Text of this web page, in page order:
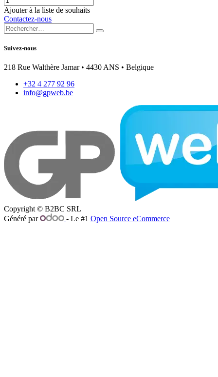
Ajouter à la liste de souhaits
Contactez-nous
Suivez-nous
218 Rue Walthère Jamar • 4430 ANS • Belgique
+32 4 277 92 96
info@gpweb.be
Copyright © B2BC SRL
Généré par
- Le #1 Open Source eCommerce